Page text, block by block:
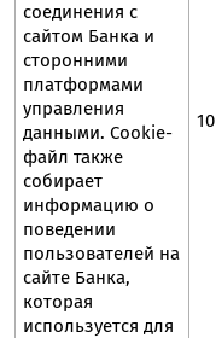
соединения с
сайтом Банка и
сторонними
платформами
управления
данными. Cookie-
файл также
собирает
информацию о
поведении
пользователей на
сайте Банка,
которая
используется для